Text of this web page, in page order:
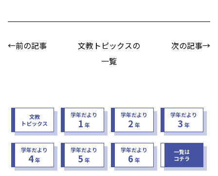
←前の記事
文教トピックスの
一覧
次の記事→
文教
トピックス
学年だより
1 年
学年だより
2 年
学年だより
3 年
学年だより
4年
学年だより
5 年
学年だより
6 年
一覧は
コチラ